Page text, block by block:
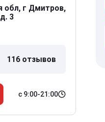
обл, г Дмитров,
3
116 отзывов
с 9:00-21:00